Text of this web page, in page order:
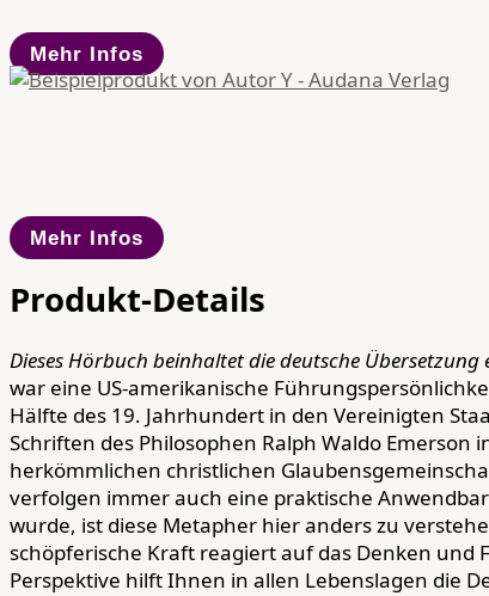
Mehr Infos
Mehr Infos
Produkt-Details
Dieses Hörbuch beinhaltet die deutsche Übersetzung
war eine US-amerikanische
Hälfte des 19. Jahrhundert in den Vereinigten
Schriften des Philosophen Ralph Waldo
herkömmlichen christlichen
verfolgen immer auch eine praktische
wurde, ist diese Metapher hier anders zu
schöpferische Kraft reagiert auf das Denken
Perspektive hilft Ihnen in allen Lebenslagen die